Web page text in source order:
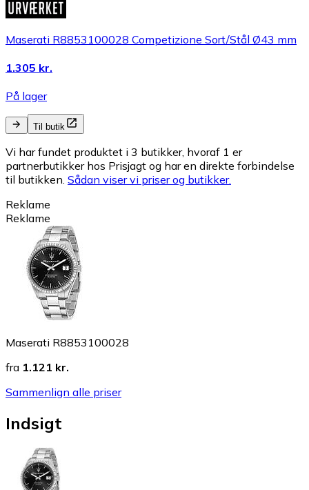
Maserati R8853100028 Competizione Sort/Stål Ø43 mm
1.305 kr.
På lager
Til butik
Vi har fundet produktet i 3 butikker, hvoraf 1 er
partnerbutikker hos Prisjagt og har en direkte forbindelse
til butikken. Sådan viser vi priser og butikker.
Reklame
Reklame
Maserati R8853100028
fra 1.121 kr.
Sammenlign alle priser
Indsigt